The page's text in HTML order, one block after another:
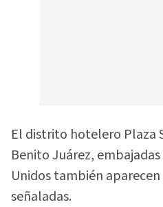
El distrito hotelero Plaza
Benito Juárez,
Unidos también
señaladas.